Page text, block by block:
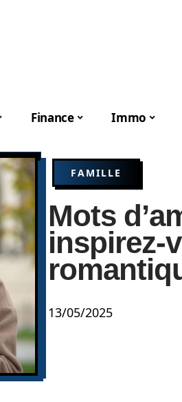
Finance Immo
FAMILLE
Mots
inspirez-
13/05/2025